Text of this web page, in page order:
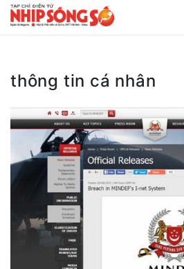
thông tin cá nhân